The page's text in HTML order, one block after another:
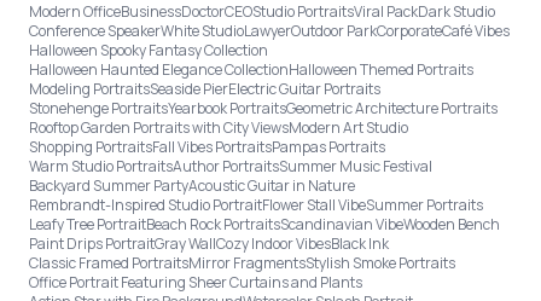
Modern OfficeBusinessDoctorCEOStudio PortraitsViral PackDark Studio
Conference SpeakerWhite StudioLawyerOutdoor ParkCorporateCafé Vibes
Halloween Spooky Fantasy Collection
Halloween Haunted Elegance CollectionHalloween Themed Portraits
Modeling PortraitsSeaside PierElectric Guitar Portraits
Stonehenge PortraitsYearbook PortraitsGeometric Architecture Portraits
Rooftop Garden Portraits with City ViewsModern Art Studio
Shopping PortraitsFall Vibes PortraitsPampas Portraits
Warm Studio PortraitsAuthor PortraitsSummer Music Festival
Backyard Summer PartyAcoustic Guitar in Nature
Rembrandt-Inspired Studio PortraitFlower Stall VibeSummer Portraits
Leafy Tree PortraitBeach Rock PortraitsScandinavian VibeWooden Bench
Paint Drips PortraitGray WallCozy Indoor VibesBlack Ink
Classic Framed PortraitsMirror FragmentsStylish Smoke Portraits
Office Portrait Featuring Sheer Curtains and Plants